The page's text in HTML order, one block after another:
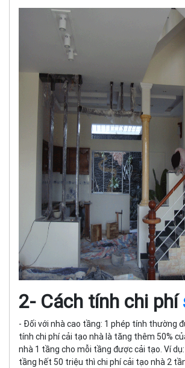
2- Cách tính chi phí
- Đối với nhà cao tầng: 1 phép tính thường
tính chi phí cải tạo nhà là tăng thêm 50%
nhà 1 tầng cho mỗi tầng được cải tạo. Ví
tầng hết 50 triệu thì chi phí cải tạo nhà 2